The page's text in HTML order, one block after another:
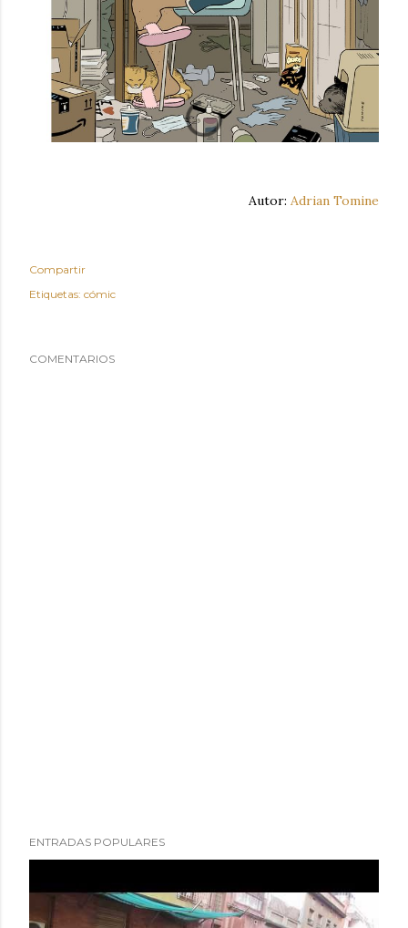
Autor: Adrian Tomine
Compartir
Etiquetas: cómic
COMENTARIOS
ENTRADAS POPULARES